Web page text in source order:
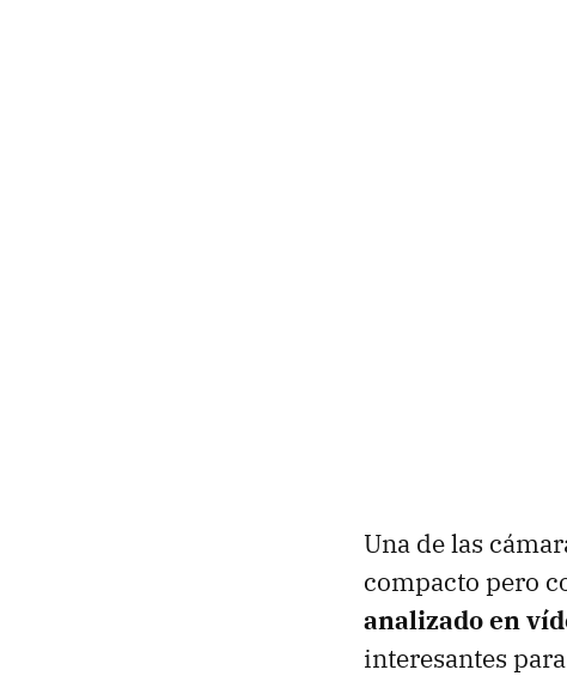
Una de las
compacto pero
analizado en
interesantes